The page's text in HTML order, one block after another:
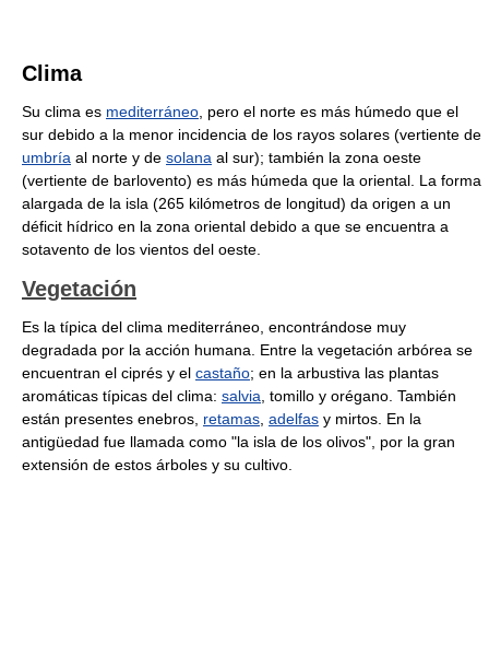
Clima
Su clima es mediterráneo, pero el norte es más húmedo que el
sur debido a la menor incidencia de los rayos solares (vertiente de
umbría al norte y de solana al sur); también la zona oeste
(vertiente de barlovento) es más húmeda que la oriental. La forma
alargada de la isla (265 kilómetros de longitud) da origen a un
déficit hídrico en la zona oriental debido a que se encuentra a
sotavento de los vientos del oeste.
Vegetación
Es la típica del clima mediterráneo, encontrándose muy
degradada por la acción humana. Entre la vegetación arbórea se
encuentran el ciprés y el castaño; en la arbustiva las plantas
aromáticas típicas del clima: salvia, tomillo y orégano. También
están presentes enebros, retamas, adelfas y mirtos. En la
antigüedad fue llamada como "la isla de los olivos", por la gran
extensión de estos árboles y su cultivo.